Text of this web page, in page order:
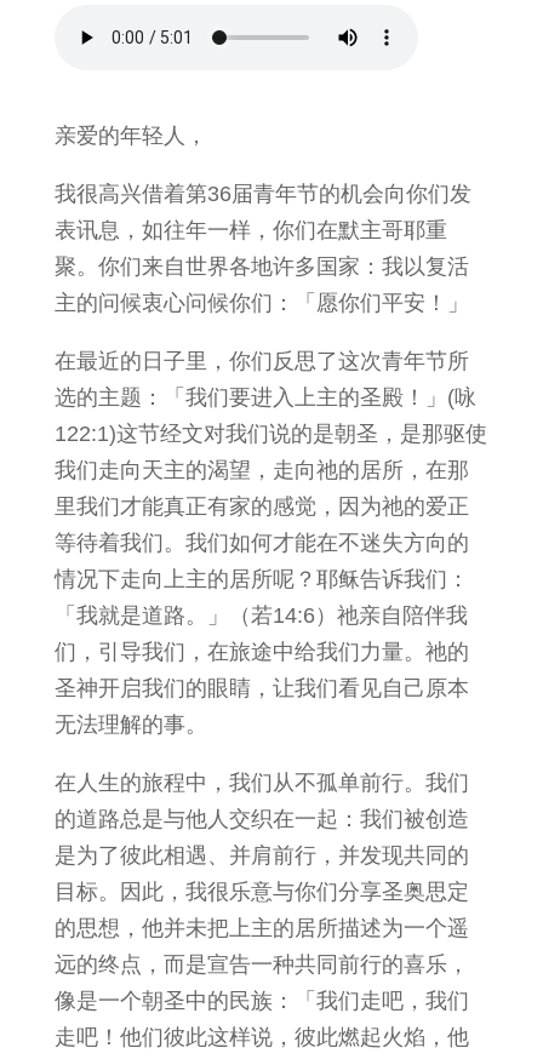
亲爱的年轻人，
我很高兴借着第36届青年节的机会向你们发
表讯息，如往年一样，你们在默主哥耶重
聚。你们来自世界各地许多国家：我以复活
主的问候衷心问候你们：「愿你们平安！」
在最近的日子里，你们反思了这次青年节所
选的主题：「我们要进入上主的圣殿！」(咏
122:1)这节经文对我们说的是朝圣，是那驱使
我们走向天主的渴望，走向祂的居所，在那
里我们才能真正有家的感觉，因为祂的爱正
等待着我们。我们如何才能在不迷失方向的
情况下走向上主的居所呢？耶稣告诉我们：
「我就是道路。」（若14:6）祂亲自陪伴我
们，引导我们，在旅途中给我们力量。祂的
圣神开启我们的眼睛，让我们看见自己原本
无法理解的事。
在人生的旅程中，我们从不孤单前行。我们
的道路总是与他人交织在一起：我们被创造
是为了彼此相遇、并肩前行，并发现共同的
目标。因此，我很乐意与你们分享圣奥思定
的思想，他并未把上主的居所描述为一个遥
远的终点，而是宣告一种共同前行的喜乐，
像是一个朝圣中的民族：「我们走吧，我们
走吧！他们彼此这样说，彼此燃起火焰，他